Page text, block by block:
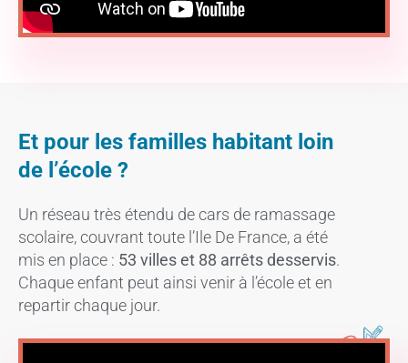
Et pour les familles habitant loin
de l’école ?
Un réseau très étendu de cars de ramassage
scolaire, couvrant toute l’Ile De France, a été
mis en place : 53 villes et 88 arrêts desservis.
Chaque enfant peut ainsi venir à l’école et en
repartir chaque jour.